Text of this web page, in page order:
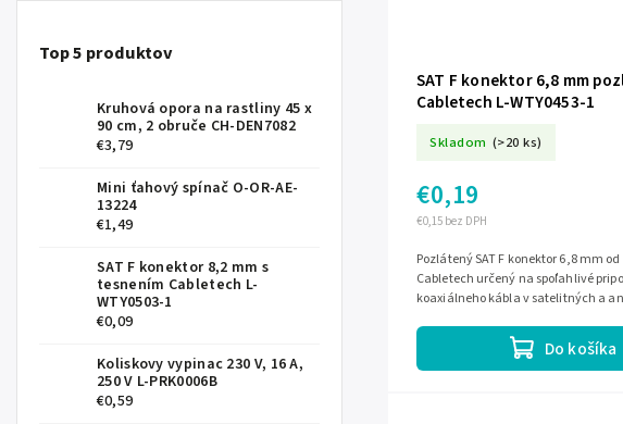
Top 5 produktov
Kruhová opora na rastliny 45 x
90 cm, 2 obruče CH-DEN7082
€3,79
Mini ťahový spínač O-OR-AE-
13224
€1,49
SAT F konektor 8,2 mm s
tesnením Cabletech L-
WTY0503-1
€0,09
Koliskovy vypinac 230 V, 16 A,
250 V L-PRK0006B
€0,59
SAT F konektor 6,8 mm
Cabletech L-WTY0453-1
Skladom (>20 ks)
€0,15 bez DPH
€0,19
Do košíka
Pozlátený SAT F konektor 6,8 mm
Cabletech určený na spoľahlivé
koaxiálneho kábla v satelitných a